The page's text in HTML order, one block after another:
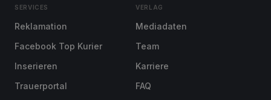
SERVICES
Reklamation
Facebook Top Kurier
Inserieren
Trauerportal
VERLAG
Mediadaten
Team
Karriere
FAQ